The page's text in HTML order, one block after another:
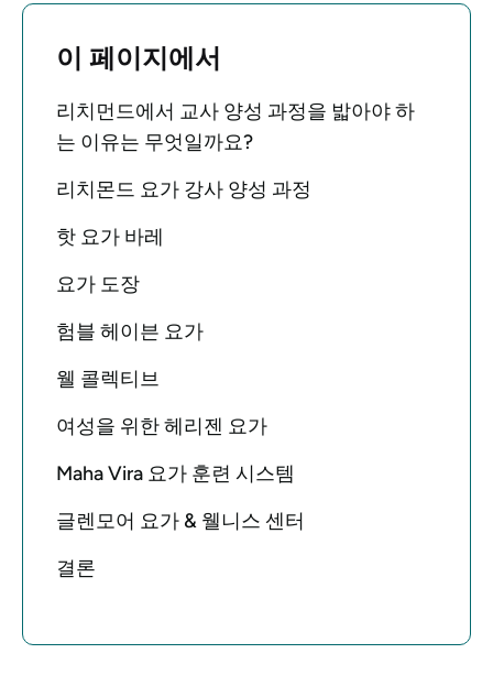
이 페이지에서
리치먼드에서 교사 양성 과정을 밟아야 하
는 이유는 무엇일까요?
리치몬드 요가 강사 양성 과정
핫 요가 바레
요가 도장
험블 헤이븐 요가
웰 콜렉티브
여성을 위한 헤리젠 요가
Maha Vira 요가 훈련 시스템
글렌모어 요가 & 웰니스 센터
결론